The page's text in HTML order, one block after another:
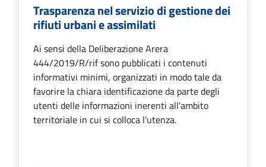
Trasparenza nel servizio di gestione dei
rifiuti urbani e assimilati
Ai sensi della Deliberazione Arera
444/2019/R/rif sono pubblicati i contenuti
informativi minimi, organizzati in modo tale da
favorire la chiara identificazione da parte degli
utenti delle informazioni inerenti all'ambito
territoriale in cui si colloca l'utenza.